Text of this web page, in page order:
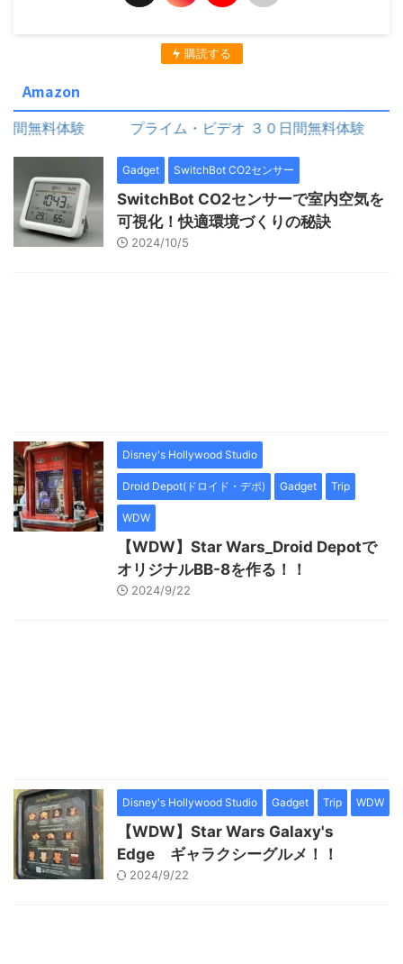
購読する
Amazon
料体験 プライム・ビデオ ３０日間無料体験
Gadget SwitchBot CO2センサー
SwitchBot CO2センサーで室内空気を
可視化！快適環境づくりの秘訣
2024/10/5
Disney's Hollywood Studio
Droid Depot(ドロイド・デポ) Gadget Trip
WDW
【WDW】Star Wars_Droid Depotで
オリジナルBB-8を作る！！
2024/9/22
Disney's Hollywood Studio Gadget Trip WDW
【WDW】Star Wars Galaxy's
Edge ギャラクシーグルメ！！
2024/9/22